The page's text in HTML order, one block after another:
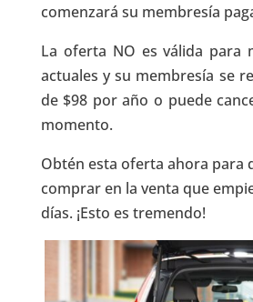
comenzará su membresía
La oferta NO es válida para
actuales y su membresía se
de $98 por año o puede
momento.
Obtén esta oferta ahora para
comprar en la venta que
días. ¡Esto es tremendo!